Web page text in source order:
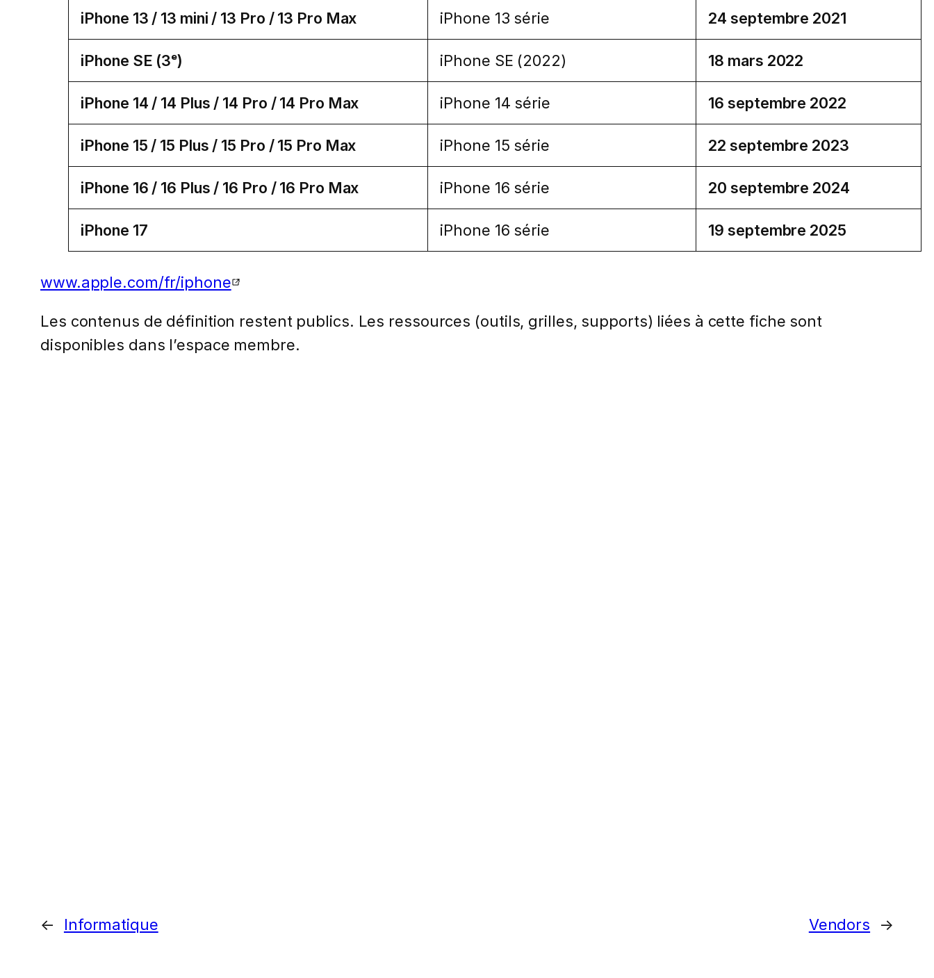
iPhone 13 / 13 mini / 13 Pro / 13 Pro Max iPhone 13 série 24 septembre 2021
iPhone SE (3ᵉ) iPhone SE (2022) 18 mars 2022
iPhone 14 / 14 Plus / 14 Pro / 14 Pro Max iPhone 14 série 16 septembre 2022
iPhone 15 / 15 Plus / 15 Pro / 15 Pro Max iPhone 15 série 22 septembre 2023
iPhone 16 / 16 Plus / 16 Pro / 16 Pro Max iPhone 16 série 20 septembre 2024
iPhone 17 iPhone 16 série 19 septembre 2025
www.apple.com/fr/iphone
Les contenus de définition restent publics. Les ressources (outils, grilles, supports) liées à cette fiche sont
disponibles dans l’espace membre.
← Informatique Vendors →